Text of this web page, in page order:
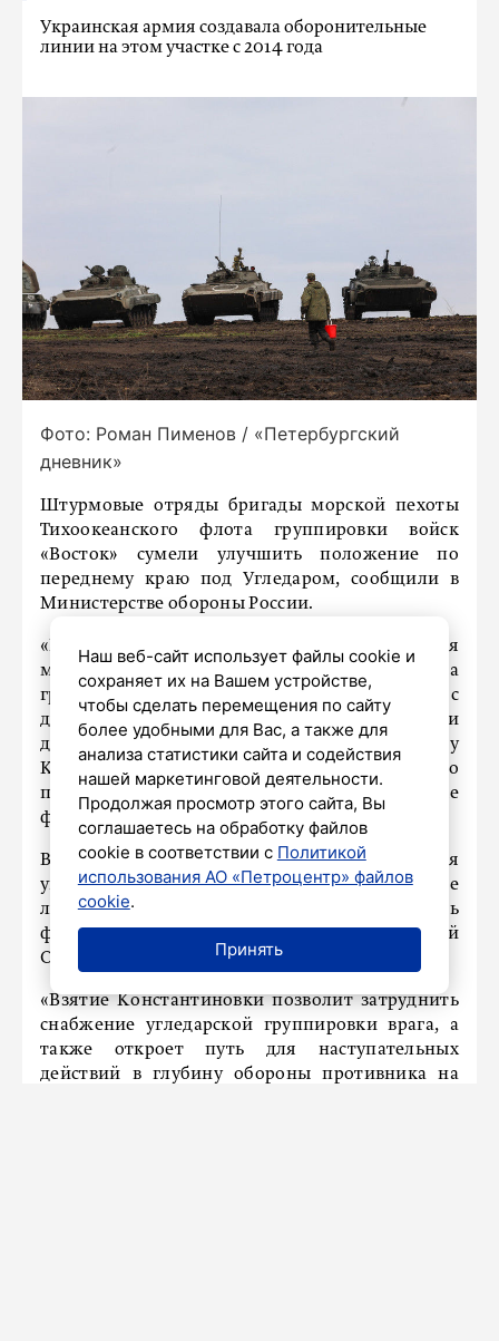
Украинская армия создавала оборонительные
линии на этом участке с 2014 года
Фото: Роман Пименов / «Петербургский
дневник»
Штурмовые отряды бригады морской пехоты
Тихоокеанского флота группировки войск
«Восток» сумели улучшить положение по
переднему краю под Угледаром, сообщили в
Министерстве обороны России.
«Штурмовые подразделения соединения
морской пехоты Тихоокеанского флота
группировки войск "Восток" совместно с
другими штурмовыми подразделениями
дальневосточников продвинулись в сторону
Константиновки и улучшили положение по
переднему краю на угледарском участке
фронта», – говорится в сообщении.
В ведомстве отметили, что подразделения
украинской армии создавали оборонительные
линии на этом участке с 2014 года, а часть
фортификаций осталась еще со времён Великой
Отечественной войны.
«Взятие Константиновки позволит затруднить
снабжение угледарской группировки врага, а
также откроет путь для наступательных
действий в глубину обороны противника на
Наш веб-сайт использует файлы cookie и
сохраняет их на Вашем устройстве,
чтобы сделать перемещения по сайту
более удобными для Вас, а также для
анализа статистики сайта и содействия
нашей маркетинговой деятельности.
Продолжая просмотр этого сайта, Вы
соглашаетесь на обработку файлов
cookie в соответствии с Политикой
использования АО «Петроцентр» файлов
cookie.
Принять